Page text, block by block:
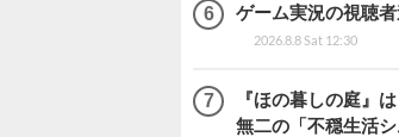
ゲーム実況の視聴
2026.8.8 Sat 12:30
『ほの暮しの庭』
無二の「不穏生活